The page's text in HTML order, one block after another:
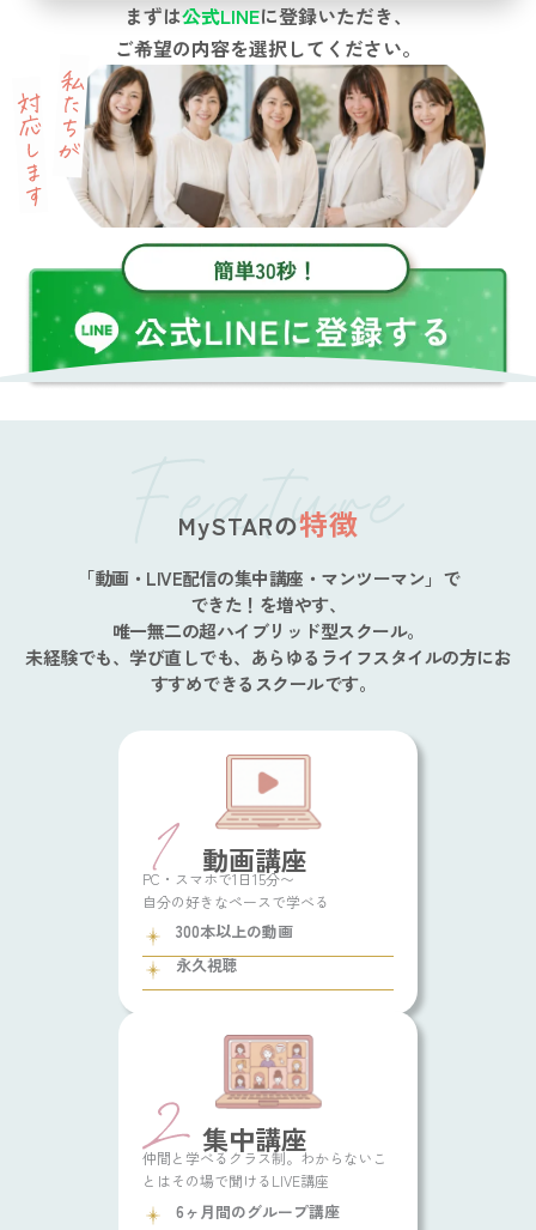
まずは公式LINEに登録いただき、
ご希望の内容を選択してください。
MySTARの特徴
「動画・LIVE配信の集中講座・マンツーマン」で
できた！を増やす、
唯一無二の超ハイブリッド型スクール。
未経験でも、学び直しでも、あらゆるライフスタイルの方にお
すすめできるスクールです。
動画講座
PC・スマホで1日15分〜
自分の好きなペースで学べる
300本以上の動画
永久視聴
集中講座
仲間と学べるクラス制。わからないこ
とはその場で聞けるLIVE講座
6ヶ月間のグループ講座